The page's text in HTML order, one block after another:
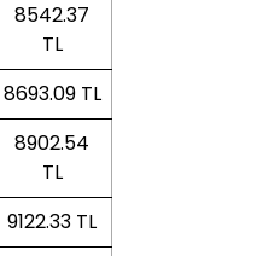
8542.37
TL
8693.09 TL
8902.54
TL
9122.33 TL